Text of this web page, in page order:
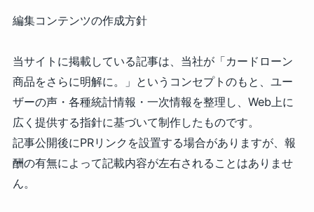
編集コンテンツの作成方針
当サイトに掲載している記事は、当社が「カードローン
商品をさらに明解に。」というコンセプトのもと、ユー
ザーの声・各種統計情報・一次情報を整理し、Web上に
広く提供する指針に基づいて制作したものです。
記事公開後にPRリンクを設置する場合がありますが、報
酬の有無によって記載内容が左右されることはありませ
ん。